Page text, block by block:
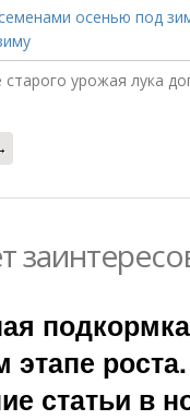
старого урожая лука
этапе роста.
статьи в